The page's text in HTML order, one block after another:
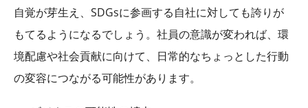
自覚が芽生え、 SDGsに参画する自社に対しても誇りが
もてるようになるでしょう。社員の意識が変われば、環
境配慮や社会貢献に向けて、日常的なちょっとした行動
の変容につながる可能性があります。